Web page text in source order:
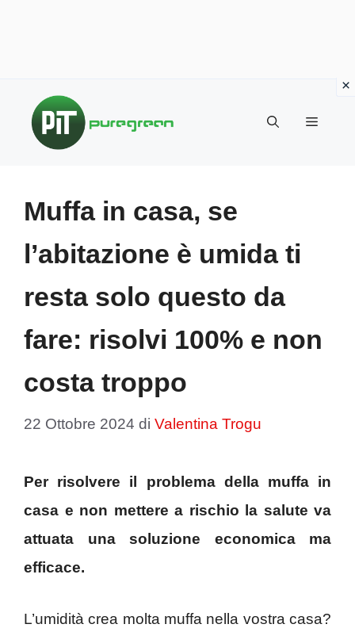
contenuto
MENU
Muffa in casa, se
l’abitazione è umida ti
resta solo questo da
fare: risolvi 100% e non
costa troppo
22 Ottobre 2024 di Valentina Trogu
Per risolvere il problema della muffa in
casa e non mettere a rischio la salute va
attuata una soluzione economica ma
efficace.
L’umidità crea molta muffa nella vostra casa?